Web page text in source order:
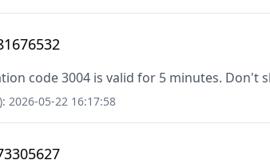
code 3004 is valid for 5 minutes. Don't
2026-05-22 16:17:58